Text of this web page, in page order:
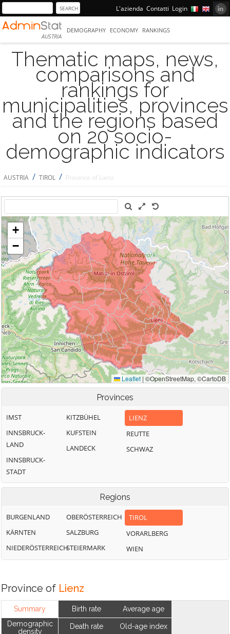
L'azienda Contatti Login
AUSTRIA
DEMOGRAPHY ECONOMY RANKINGS
Thematic maps, news,
comparisons and
rankings for
municipalities, provinces
and the regions based
on 20 socio-
demographic indicators
AUSTRIA / TIROL / Province of Lienz
Provinces
IMST
INNSBRUCK-
LAND
INNSBRUCK-
STADT
KITZBÜHEL
KUFSTEIN
LANDECK
LIENZ
REUTTE
SCHWAZ
Regions
BURGENLAND
KÄRNTEN
NIEDERÖSTERREICH
OBERÖSTERREICH
SALZBURG
STEIERMARK
TIROL
VORARLBERG
WIEN
Province of Lienz
Summary
Demographic
density
Birth rate
Death rate
Average age
Old-age index